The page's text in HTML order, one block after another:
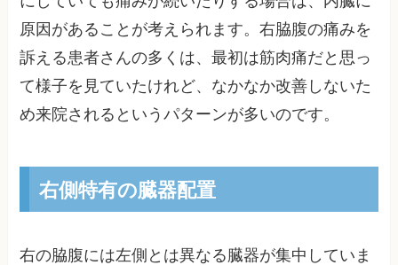
原因があることが考えられます。右脇腹の痛みを
訴える患者さんの多くは、最初は筋肉痛だと思っ
て様子を見ていたけれど、なかなか改善しないた
め来院されるというパターンが多いのです。
右側特有の臓器配置
右の脇腹には左側とは異なる臓器が集中していま